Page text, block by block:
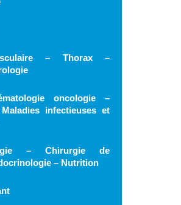
– Thorax –
oncologie –
infectieuses et
– Chirurgie de
– Nutrition